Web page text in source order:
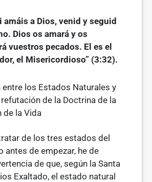
amáis a Dios, venid y seguid
Dios os amará y os
vuestros pecados. El es el
el Misericordioso” (3:32).
entre los Estados Naturales y
de la Doctrina de la
de la Vida
de los tres estados del
antes de empezar, he de
de que, según la Santa
Exaltado, el estado natural